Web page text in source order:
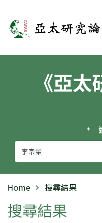
亞太研究論
《亞太
Home 搜尋結果
搜尋結果